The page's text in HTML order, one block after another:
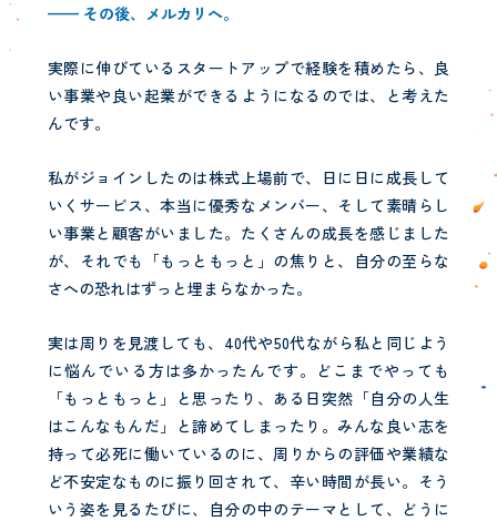
—— その後、メルカリへ。
実際に伸びているスタートアップで経験を積めたら、良
い事業や良い起業ができるようになるのでは、と考えた
んです。
私がジョインしたのは株式上場前で、日に日に成長して
いくサービス、本当に優秀なメンバー、そして素晴らし
い事業と顧客がいました。たくさんの成長を感じました
が、それでも「もっともっと」の焦りと、自分の至らな
さへの恐れはずっと埋まらなかった。
実は周りを見渡しても、40代や50代ながら私と同じよう
に悩んでいる方は多かったんです。どこまでやっても
「もっともっと」と思ったり、ある日突然「自分の人生
はこんなもんだ」と諦めてしまったり。みんな良い志を
持って必死に働いているのに、周りからの評価や業績な
ど不安定なものに振り回されて、辛い時間が長い。そう
いう姿を見るたびに、自分の中のテーマとして、どうに